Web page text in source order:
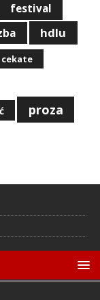
festival
hdlu
cekate
proza